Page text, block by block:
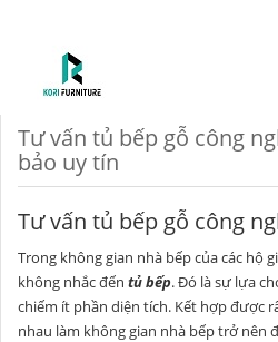
Tư vấn tủ bếp gỗ công
bảo uy tín
Tư vấn tủ bếp gỗ công
Trong không gian nhà bếp của các hộ
không nhắc đến tủ bếp. Đó là sự lựa
chiếm ít phần diện tích. Kết hợp được
nhau làm không gian nhà bếp trở nên